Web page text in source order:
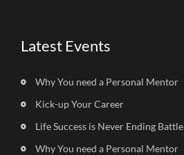
Latest Events
Why You need a Personal Mentor
Kick-up Your Career
Life Success is Never Ending Battle
Why You need a Personal Mentor